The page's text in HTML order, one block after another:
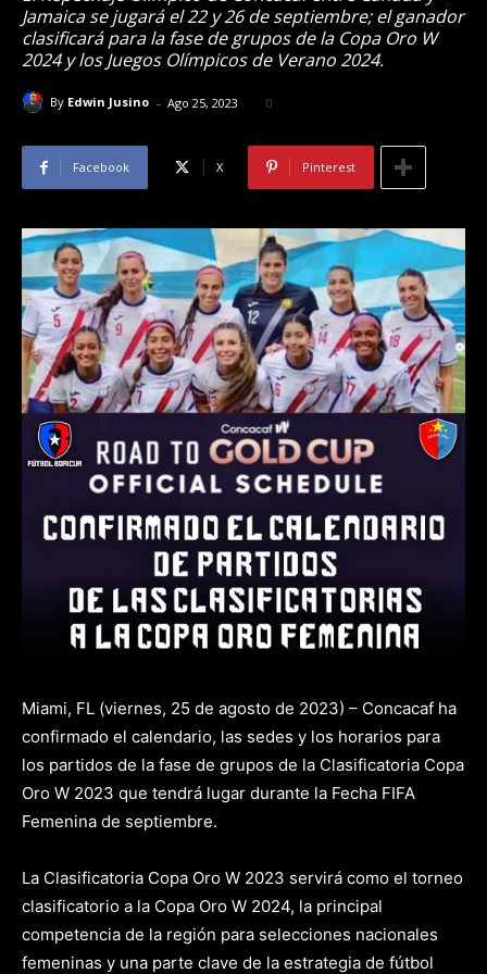
Jamaica se jugará el 22 y 26 de septiembre; el ganador
clasificará para la fase de grupos de la Copa Oro W
2024 y los Juegos Olímpicos de Verano 2024.
By Edwin Jusino - Ago 25, 2023 0
Facebook X Pinterest
Miami, FL (viernes, 25 de agosto de 2023) – Concacaf ha
confirmado el calendario, las sedes y los horarios para
los partidos de la fase de grupos de la Clasificatoria Copa
Oro W 2023 que tendrá lugar durante la Fecha FIFA
Femenina de septiembre.
La Clasificatoria Copa Oro W 2023 servirá como el torneo
clasificatorio a la Copa Oro W 2024, la principal
competencia de la región para selecciones nacionales
femeninas y una parte clave de la estrategia de fútbol